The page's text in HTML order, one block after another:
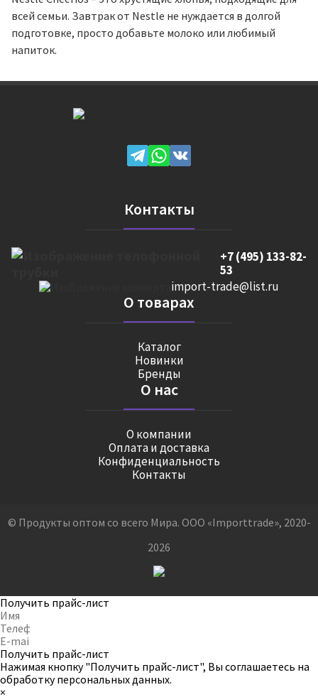
всей семьи. Завтрак от Nestle не нуждается в долгой
подготовке, просто добавьте молоко или любимый
напиток.
Контакты
+7 (495) 133-82-
53
import-trade@list.ru
О товарах
Каталог
Новинки
Бренды
О нас
О компании
Оплата и доставка
Конфиденциальность
Контакты
© Продукты оптом со всего Мира. ООО «Importtrade», 2020-
2026
Получить прайс-лист
Получить прайс-лист
Нажимая кнопку "Получить прайс-лист", Вы соглашаетесь на
обработку персональных данных.
×